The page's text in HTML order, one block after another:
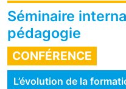
Séminaire
pédagogie
CONFÉRENCE
L’évolution de la